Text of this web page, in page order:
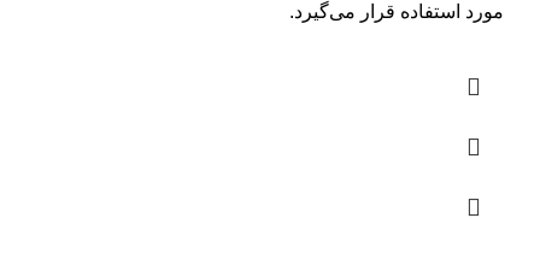
مورد استفاده قرار می‌گیرد.